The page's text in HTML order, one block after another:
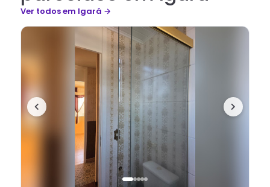
Ver todosem Igará →